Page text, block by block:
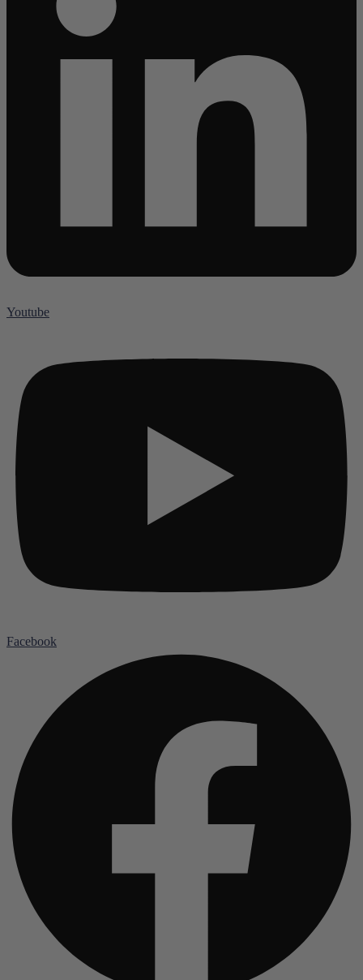
Youtube
Facebook